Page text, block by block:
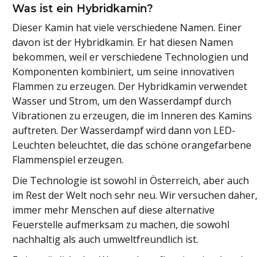
Was ist ein Hybridkamin?
Dieser Kamin hat viele verschiedene Namen. Einer
davon ist der Hybridkamin. Er hat diesen Namen
bekommen, weil er verschiedene Technologien und
Komponenten kombiniert, um seine innovativen
Flammen zu erzeugen. Der Hybridkamin verwendet
Wasser und Strom, um den Wasserdampf durch
Vibrationen zu erzeugen, die im Inneren des Kamins
auftreten. Der Wasserdampf wird dann von LED-
Leuchten beleuchtet, die das schöne orangefarbene
Flammenspiel erzeugen.
Die Technologie ist sowohl in Österreich, aber auch
im Rest der Welt noch sehr neu. Wir versuchen daher,
immer mehr Menschen auf diese alternative
Feuerstelle aufmerksam zu machen, die sowohl
nachhaltig als auch umweltfreundlich ist.